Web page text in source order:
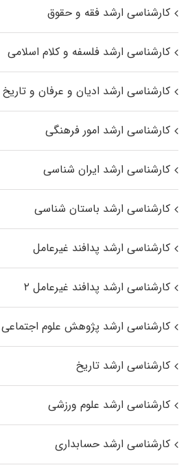
کارشناسی ارشد فقه و حقوق
کارشناسی ارشد فلسفه و کلام اسلامی
کارشناسی ارشد ادیان و عرفان و
کارشناسی ارشد امور فرهنگی
کارشناسی ارشد ایران شناسی
کارشناسی ارشد باستان شناسی
کارشناسی ارشد پدافند غیرعامل
کارشناسی ارشد پدافند غیرعامل ۲
کارشناسی ارشد پژوهش علوم اجتماعی
کارشناسی ارشد تاریخ
کارشناسی ارشد علوم ورزشی
کارشناسی ارشد حسابداری